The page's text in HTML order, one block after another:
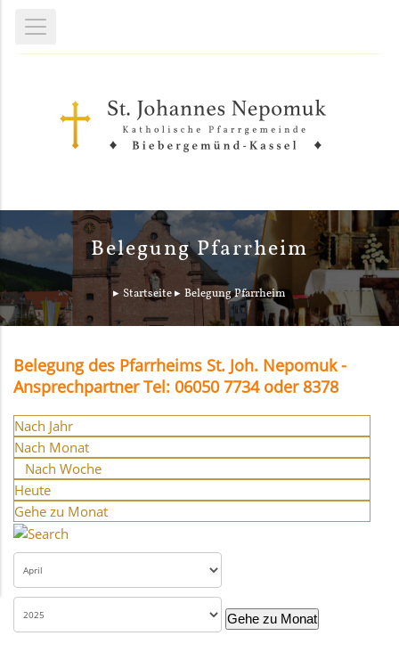
Belegung Pfarrheim
Startseite Belegung Pfarrheim
Belegung des Pfarrheims St. Joh. Nepomuk -
Ansprechpartner Tel: 06050 7734 oder 8378
Nach Jahr
Nach Monat
Nach Woche
Heute
Gehe zu Monat
Gehe zu Monat